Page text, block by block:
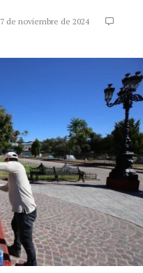
7 de noviembre de 2024